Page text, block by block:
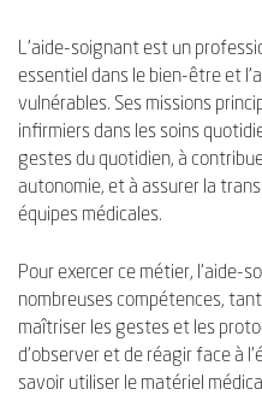
L'aide-soignant est un
essentiel dans le bien-être et
vulnérables. Ses missions
infirmiers dans les soins
gestes du quotidien, à
autonomie, et à assurer la
équipes médicales.
Pour exercer ce métier, l'aide-
nombreuses compétences,
maîtriser les gestes et les
d'observer et de réagir face à
savoir utiliser le matériel